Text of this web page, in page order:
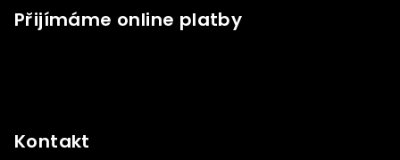
Přijímáme online platby
Kontakt